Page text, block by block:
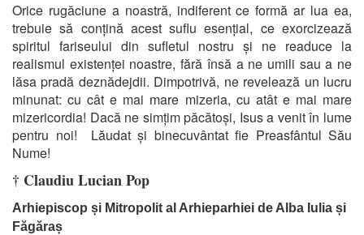
Orice rugăciune a noastră, indiferent ce formă ar lua ea,
trebuie să conțină acest suflu esențial, ce exorcizează
spiritul fariseului din sufletul nostru și ne readuce la
realismul existenței noastre, fără însă a ne umili sau a ne
lăsa pradă deznădejdii. Dimpotrivă, ne revelează un lucru
minunat: cu cât e mai mare mizeria, cu atât e mai mare
mizericordia! Dacă ne simțim păcătoși, Isus a venit în lume
pentru noi! Lăudat și binecuvântat fie Preasfântul Său
Nume!
† Claudiu Lucian Pop
Arhiepiscop și Mitropolit al Arhieparhiei de Alba Iulia și
Făgăraș